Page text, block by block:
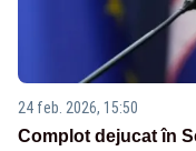
24 feb. 2026, 15:50
Complot dejucat în